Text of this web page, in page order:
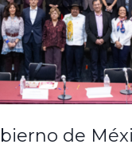
de